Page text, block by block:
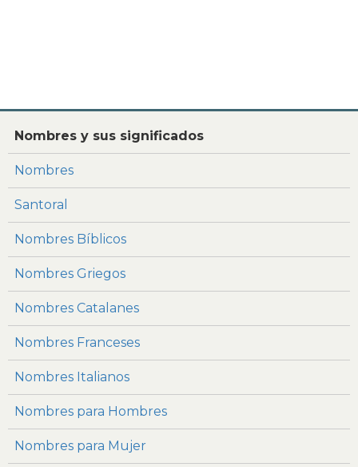
Nombres y sus significados
Nombres
Santoral
Nombres Bíblicos
Nombres Griegos
Nombres Catalanes
Nombres Franceses
Nombres Italianos
Nombres para Hombres
Nombres para Mujer